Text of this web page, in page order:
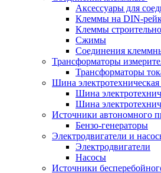
Аксессуары для
Клеммы на DIN-
Клеммы
Сжимы
Соединения
Трансформаторы
Трансформаторы
Шина электротехническая
Шина
Шина
Источники автономного
Бензо-генераторы
Электродвигатели и
Электродвигатели
Насосы
Источники